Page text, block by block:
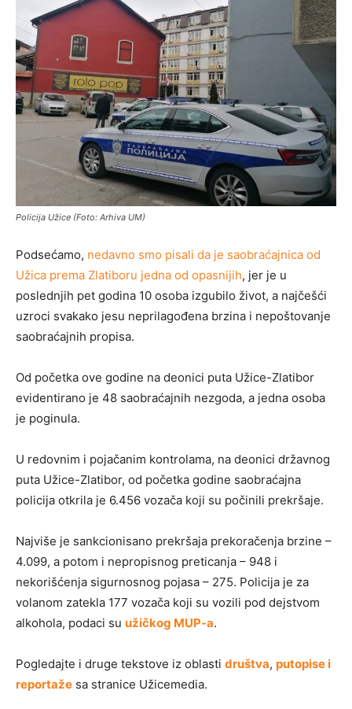
Policija Užice (Foto: Arhiva UM)
Podsećamo, nedavno smo pisali da je saobraćajnica od
Užica prema Zlatiboru jedna od opasnijih, jer je u
poslednjih pet godina 10 osoba izgubilo život, a najčešći
uzroci svakako jesu neprilagođena brzina i nepoštovanje
saobraćajnih propisa.
Od početka ove godine na deonici puta Užice-Zlatibor
evidentirano je 48 saobraćajnih nezgoda, a jedna osoba
je poginula.
U redovnim i pojačanim kontrolama, na deonici državnog
puta Užice-Zlatibor, od početka godine saobraćajna
policija otkrila je 6.456 vozača koji su počinili prekršaje.
Najviše je sankcionisano prekršaja prekoračenja brzine –
4.099, a potom i nepropisnog preticanja – 948 i
nekorišćenja sigurnosnog pojasa – 275. Policija je za
volanom zatekla 177 vozača koji su vozili pod dejstvom
alkohola, podaci su užičkog MUP-a.
Pogledajte i druge tekstove iz oblasti društva, putopise i
reportaže sa stranice Užicemedia.